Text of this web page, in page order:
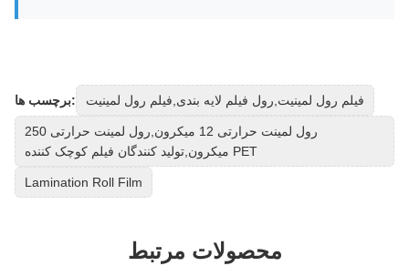
برچسب ها: فیلم رول لمینیت,رول فیلم لایه بندی,فیلم رول لمینیت
رول لمینت حرارتی 12 میکرون,رول لمینت حرارتی 250
میکرون,تولید کنندگان فیلم کوچک کننده PET
Lamination Roll Film
محصولات مرتبط